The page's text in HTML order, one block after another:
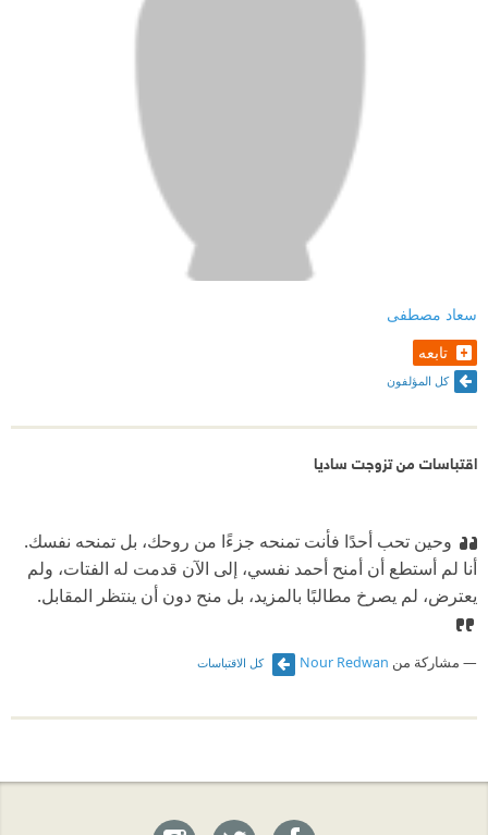
سعاد مصطفى
تابعه
كل المؤلفون
اقتباسات من تزوجت ساديا
وحين تحب أحدًا فأنت تمنحه جزءًا من روحك، بل تمنحه نفسك.
أنا لم أستطع أن أمنح أحمد نفسي، إلى الآن قدمت له الفتات، ولم
يعترض، لم يصرخ مطالبًا بالمزيد، بل منح دون أن ينتظر المقابل. ‏
مشاركة من Nour Redwan كل الاقتباسات